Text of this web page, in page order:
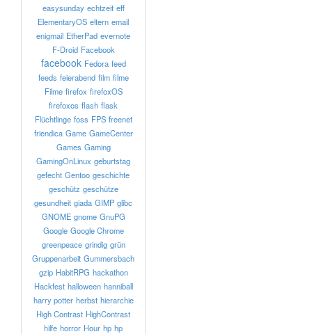
easysunday echtzeit eff
ElementaryOS eltern email
enigmail EtherPad evernote
F-Droid Facebook
facebook Fedora feed
feeds feierabend film filme
Filme firefox firefoxOS
firefoxos flash flask
Flüchtlinge foss FPS freenet
friendica Game GameCenter
Games Gaming
GamingOnLinux geburtstag
gefecht Gentoo geschichte
geschütz geschütze
gesundheit giada GIMP glibc
GNOME gnome GnuPG
Google Google Chrome
greenpeace grindig grün
Gruppenarbeit Gummersbach
gzip HabitRPG hackathon
Hackfest halloween hanniball
harry potter herbst hierarchie
High Contrast HighContrast
hilfe horror Hour hp hp